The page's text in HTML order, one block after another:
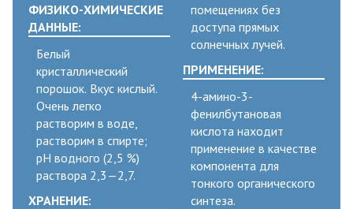
ФИЗИКО-ХИМИЧЕСКИЕ
ДАННЫЕ:
Белый
кристаллический
порошок. Вкус кислый.
Очень легко
растворим в воде,
растворим в спирте;
рН водного (2,5 %)
раствора 2,3—2,7.
ХРАНЕНИЕ:
помещениях без
доступа прямых
солнечных лучей.
ПРИМЕНЕНИЕ:
4-амино-3-
фенилбутановая
кислота находит
применение в качестве
компонента для
тонкого органического
синтеза.